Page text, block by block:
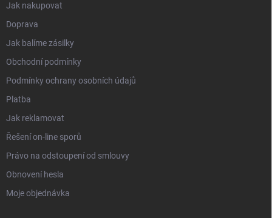
Jak nakupovat
Doprava
Jak balíme zásilky
Obchodní podmínky
Podmínky ochrany osobních údajů
Platba
Jak reklamovat
Řešení on-line sporů
Právo na odstoupení od smlouvy
Obnovení hesla
Moje objednávka